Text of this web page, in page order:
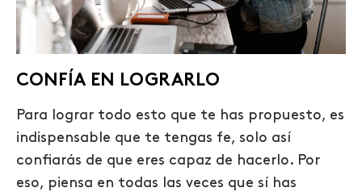
CONFÍA EN LOGRARLO
Para lograr todo esto que te has propuesto, es
indispensable que te tengas fe, solo así
confiarás de que eres capaz de hacerlo. Por
eso, piensa en todas las veces que sí has